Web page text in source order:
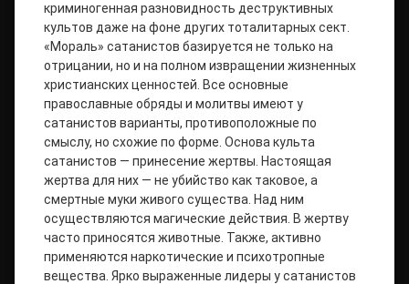
криминогенная разновидность деструктивных
культов даже на фоне других тоталитарных сект.
«Мораль» сатанистов базируется не только на
отрицании, но и на полном извращении жизненных
христианских ценностей. Все основные
православные обряды и молитвы имеют у
сатанистов варианты, противоположные по
смыслу, но схожие по форме. Основа культа
сатанистов — принесение жертвы. Настоящая
жертва для них — не убийство как таковое, а
смертные муки живого существа. Над ним
осуществляются магические действия. В жертву
часто приносятся животные. Также, активно
применяются наркотические и психотропные
вещества. Ярко выраженные лидеры у сатанистов